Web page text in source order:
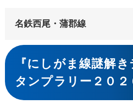
名鉄西尾・蒲郡線
本
文
『にしがま線謎解
タンプラリー２０２